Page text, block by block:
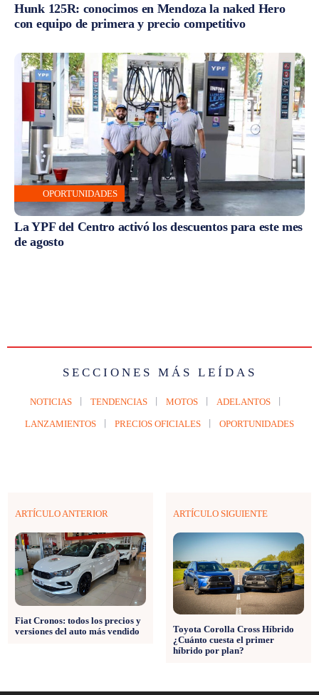
Hunk 125R: conocimos en Mendoza la naked Hero
con equipo de primera y precio competitivo
OPORTUNIDADES
La YPF del Centro activó los descuentos para este mes
de agosto
SECCIONES MÁS LEÍDAS
NOTICIAS TENDENCIAS MOTOS ADELANTOS
LANZAMIENTOS PRECIOS OFICIALES OPORTUNIDADES
ARTÍCULO ANTERIOR
Fiat Cronos: todos los precios y
versiones del auto más vendido
ARTÍCULO SIGUIENTE
Toyota Corolla Cross Híbrido
¿Cuánto cuesta el primer
híbrido por plan?